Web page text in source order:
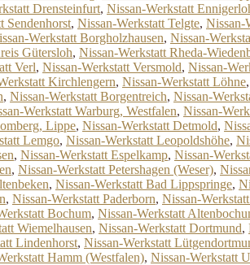
Drensteinfurt, Nissan-Werkstatt
Sendenhorst, Nissan-Werkstatt Telgte, Nissan-
Werkstatt Borgholzhausen, Nissan-
Gütersloh, Nissan-Werkstatt Rheda-
Verl, Nissan-Werkstatt Versmold, Nissan-
Kirchlengern, Nissan-Werkstatt Löhne,
, Nissan-Werkstatt Borgentreich, Nissan-
Werkstatt Warburg, Westfalen, Nissan-
Lippe, Nissan-Werkstatt Detmold,
Lemgo, Nissan-Werkstatt Leopoldshöhe,
, Nissan-Werkstatt Espelkamp, Nissan-
, Nissan-Werkstatt Petershagen (Weser),
, Nissan-Werkstatt Bad Lippspringe,
, Nissan-Werkstatt Paderborn, Nissan-
Bochum, Nissan-Werkstatt
Wiemelhausen, Nissan-Werkstatt Dortmund,
Lindenhorst, Nissan-Werkstatt
Hamm (Westfalen), Nissan-Werkstatt